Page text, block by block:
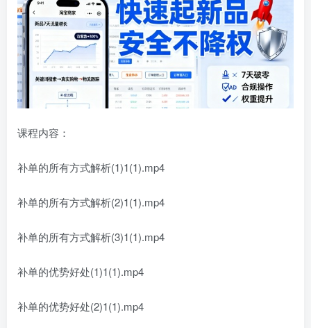
课程内容：
补单的所有方式解析(1)1(1).mp4
补单的所有方式解析(2)1(1).mp4
补单的所有方式解析(3)1(1).mp4
补单的优势好处(1)1(1).mp4
补单的优势好处(2)1(1).mp4